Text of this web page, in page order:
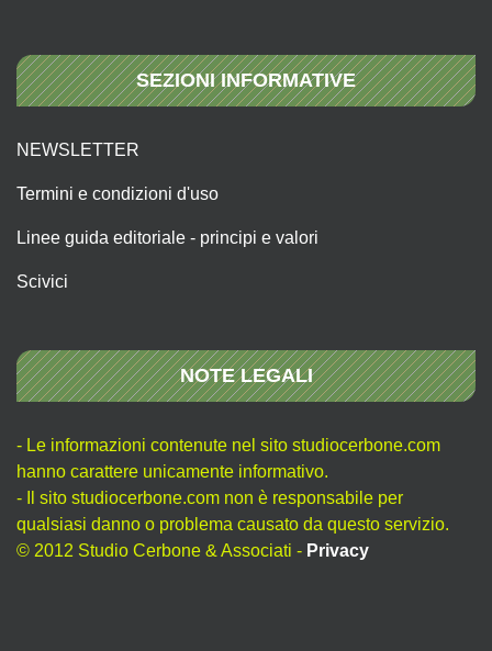
SEZIONI INFORMATIVE
NEWSLETTER
Termini e condizioni d'uso
Linee guida editoriale - principi e valori
Scivici
NOTE LEGALI
- Le informazioni contenute nel sito studiocerbone.com
hanno carattere unicamente informativo.
- Il sito studiocerbone.com non è responsabile per
qualsiasi danno o problema causato da questo servizio.
© 2012 Studio Cerbone & Associati - Privacy